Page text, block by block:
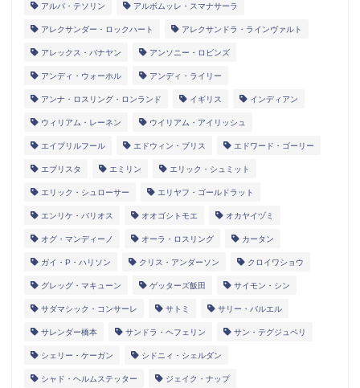
アルパ・テソリン アルボムッレ・スマナサーラ
アレクサンダー・ロックハート アレクサンドラ・ラインヴァルト
アレックス・バナヤン アンソニー・ロビンズ
アンディ・ウォーホル アンディ・ライリー
アンナ・ロスリング・ロンランド イギリス インディアン
ウィリアム・レーネン ウイリアム・アイリッシュ
エイプリルフール エドウィン・ブリス エドワード・ゴーリー
エブリスタ エミリン エリック・シュミット
エリック・シュローサー エリヤフ・ゴールドラット
エンリケ・バリオス オオゴシトモエ オカヤイヅミ
オグ・マンディーノ オーラ・ロスリング カータン
ガイ・P・ハリソン クリス・アンダーソン クロイワショウ
グレッグ・マキューン ゲッターズ飯田 サイモン・シン
サダマシック・コンサーレ サトミ サリー・バルエル
サレンダー橋本 サンドラ・ヘフェリン サン・テグジュペリ
シェリー・ケーガン シドニィ・シェルダン
シャド・ヘルムステッター ジェイク・ナップ